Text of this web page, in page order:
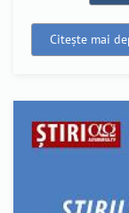
Citește mai